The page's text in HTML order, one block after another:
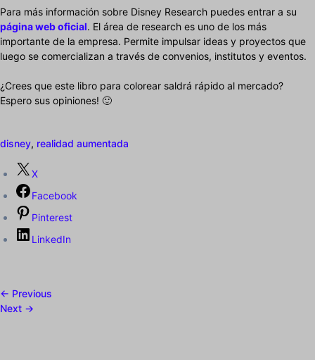
Para más información sobre Disney Research puedes entrar a su
página web oficial. El área de research es uno de los más
importante de la empresa. Permite impulsar ideas y proyectos que
luego se comercializan a través de convenios, institutos y eventos.
¿Crees que este libro para colorear saldrá rápido al mercado?
Espero sus opiniones! 🙂
disney, realidad aumentada
X
Facebook
Pinterest
LinkedIn
← Previous
Next →